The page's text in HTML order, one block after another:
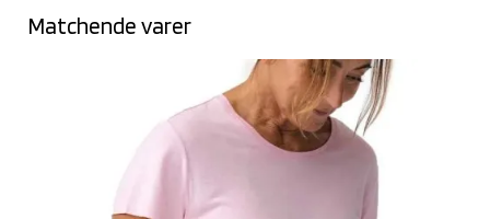
Matchende varer